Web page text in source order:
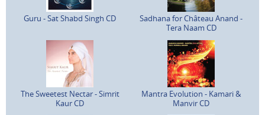
Guru - Sat Shabd Singh CD
Sadhana for Château Anand -
Tera Naam CD
The Sweetest Nectar - Simrit
Kaur CD
Mantra Evolution - Kamari &
Manvir CD